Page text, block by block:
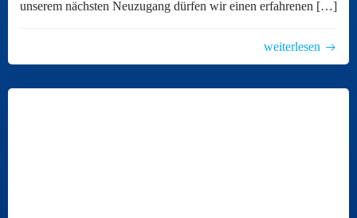
unserem nächsten Neuzugang dürfen wir einen erfahrenen […]
weiterlesen